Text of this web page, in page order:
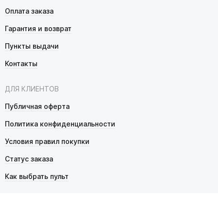
Оплата заказа
Гарантия и возврат
Пункты выдачи
Контакты
ДЛЯ КЛИЕНТОВ
Публичная оферта
Политика конфиденциальности
Условия правил покупки
Статус заказа
Как выбрать пульт